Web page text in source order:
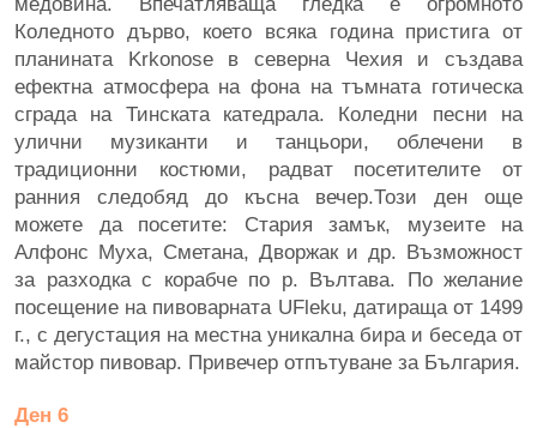
Коледното дърво, което всяка година пристига от
планината Krkonose в северна Чехия и създава
ефектна атмосфера на фона на тъмната готическа
сграда на Тинската катедрала. Коледни песни на
улични музиканти и танцьори, облечени в
традиционни костюми, радват посетителите от
ранния следобяд до късна вечер.Този ден още
можете да посетите: Стария замък, музеите на
Алфонс Муха, Сметана, Дворжак и др. Възможност
за разходка с корабче по р. Вълтава. По желание
посещение на пивоварната UFleku, датираща от 1499
г., с дегустация на местна уникална бира и беседа от
майстор пивовар. Привечер отпътуване за България.
Ден 6